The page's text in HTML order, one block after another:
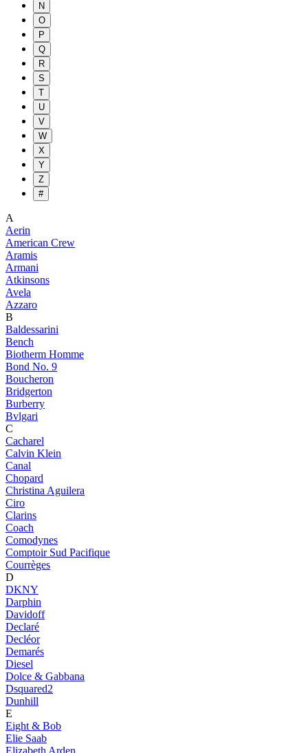
N
O
P
Q
R
S
T
U
V
W
X
Y
Z
#
A
Aerin
American Crew
Aramis
Armani
Atkinsons
Avela
Azzaro
B
Baldessarini
Bench
Biotherm Homme
Bond No. 9
Boucheron
Bridgerton
Burberry
Bvlgari
C
Cacharel
Calvin Klein
Canal
Chopard
Christina Aguilera
Ciro
Clarins
Coach
Comodynes
Comptoir Sud Pacifique
Courrèges
D
DKNY
Darphin
Davidoff
Declaré
Decléor
Demarés
Diesel
Dolce & Gabbana
Dsquared2
Dunhill
E
Eight & Bob
Elie Saab
Elizabeth Arden